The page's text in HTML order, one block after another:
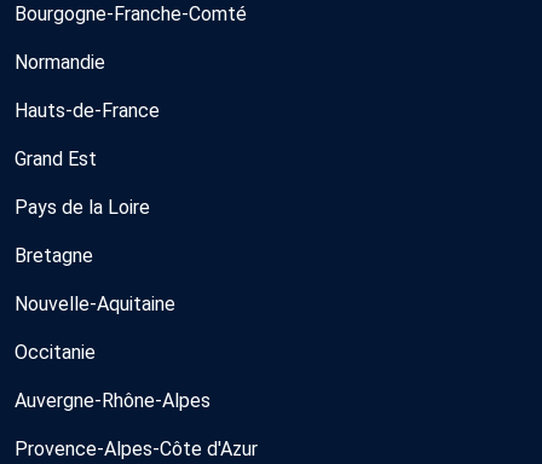
Bourgogne-Franche-Comté
Normandie
Hauts-de-France
Grand Est
Pays de la Loire
Bretagne
Nouvelle-Aquitaine
Occitanie
Auvergne-Rhône-Alpes
Provence-Alpes-Côte d'Azur